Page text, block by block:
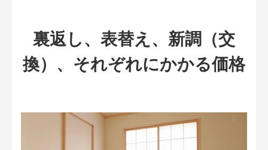
裏返し、表替え、新調（交
換）、それぞれにかかる価格